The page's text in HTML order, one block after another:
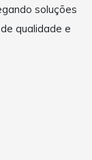
soluções
qualidade e